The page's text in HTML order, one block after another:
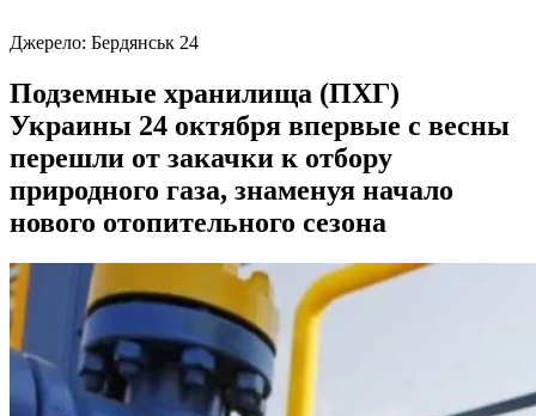
Джерело: Бердянськ 24
Подземные хранилища (ПХГ)
Украины 24 октября впервые с весны
перешли от закачки к отбору
природного газа, знаменуя начало
нового отопительного сезона